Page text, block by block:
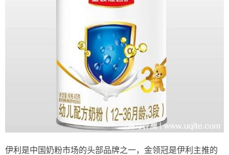
伊利是中国奶粉市场的头部品牌之一，金领冠是伊利主推的